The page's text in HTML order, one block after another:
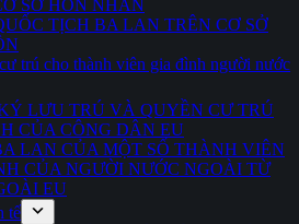
SỞ HÔN NHÂN
TỊCH BA LAN TRÊN CƠ SỞ
trú cho thành viên gia đình người nước
LƯU TRÚ VÀ QUYỀN CƯ TRÚ
CỦA CÔNG DÂN EU
LAN CỦA MỘT SỐ THÀNH VIÊN
CỦA NGƯỜI NƯỚC NGOÀI TỪ
EU
tế